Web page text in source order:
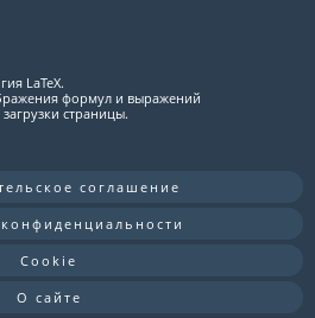
LaTeX.
формул и выражений
страницы.
соглашение
Cookie
О сайте